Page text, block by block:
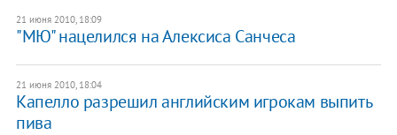
21 июня 2010, 18:09
"МЮ" нацелился на Алексиса Санчеса
21 июня 2010, 18:04
Капелло разрешил английским игрокам выпить
пива